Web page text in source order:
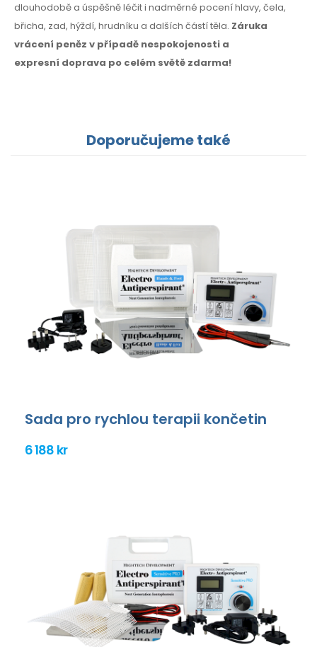
dlouhodobě a úspěšně léčit i nadměrné pocení hlavy, čela,
břicha, zad, hýždí, hrudníku a dalších částí těla. Záruka
vrácení peněz v případě nespokojenosti a
expresní doprava po celém světě zdarma!
Doporučujeme také
Sada pro rychlou terapii končetin
6 188 kr